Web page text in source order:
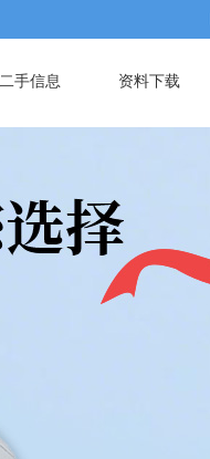
二手信息 资料下载